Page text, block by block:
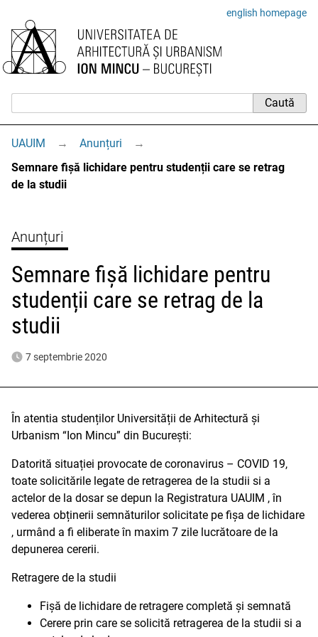
english homepage
UAUIM → Anunțuri
→
Semnare fișă lichidare pentru studenții care se retrag
de la studii
Anunțuri
Semnare fișă lichidare pentru
studenții care se retrag de la
studii
7 septembrie 2020
În atentia studenților Universității de Arhitectură și
Urbanism “Ion Mincu” din București:
Datorită situației provocate de coronavirus – COVID 19,
toate solicitările legate de retragerea de la studii si a
actelor de la dosar se depun la Registratura UAUIM , în
vederea obținerii semnăturilor solicitate pe fișa de lichidare
, urmând a fi eliberate în maxim 7 zile lucrătoare de la
depunerea cererii.
Retragere de la studii
Fișă de lichidare de retragere completă și semnată
Cerere prin care se solicită retragerea de la studii si a